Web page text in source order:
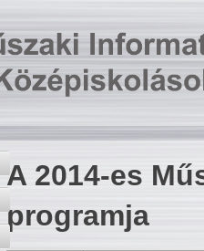
A 2014-es
programja